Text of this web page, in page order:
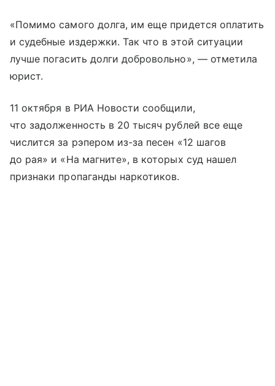
«Помимо самого долга, им еще придется оплатить
и судебные издержки. Так что в этой ситуации
лучше погасить долги добровольно», — отметила
юрист.
11 октября в РИА Новости сообщили,
что задолженность в 20 тысяч рублей все еще
числится за рэпером из-за песен «12 шагов
до рая» и «На магните», в которых суд нашел
признаки пропаганды наркотиков.